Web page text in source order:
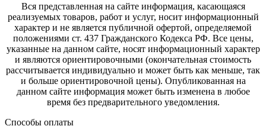
Вся представленная на сайте информация, касающаяся
реализуемых товаров, работ и услуг, носит информационный
характер и не является публичной офертой, определяемой
положениями ст. 437 Гражданского Кодекса РФ. Все цены,
указанные на данном сайте, носят информационный характер
и являются ориентировочными (окончательная стоимость
рассчитывается индивидуально и может быть как меньше, так
и больше ориентировочной цены). Опубликованная на
данном сайте информация может быть изменена в любое
время без предварительного уведомления.
Способы оплаты